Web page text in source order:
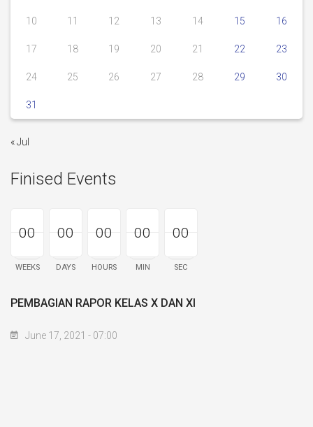
10 11 12 13 14 15 16
17 18 19 20 21 22 23
24 25 26 27 28 29 30
31
« Jul
Finised Events
00
00
00
WEEKS
00
00
00
DAYS
00
00
00
HOURS
00
00
00
MIN
00
00
00
SEC
PEMBAGIAN RAPOR KELAS X DAN XI
June 17, 2021 - 07:00